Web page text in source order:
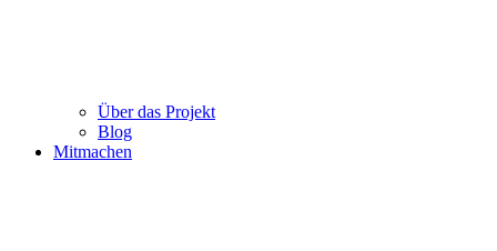
Über das Projekt
Blog
Mitmachen